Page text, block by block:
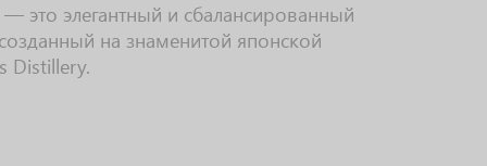
это элегантный и сбалансированный
на знаменитой японской
Distillery.